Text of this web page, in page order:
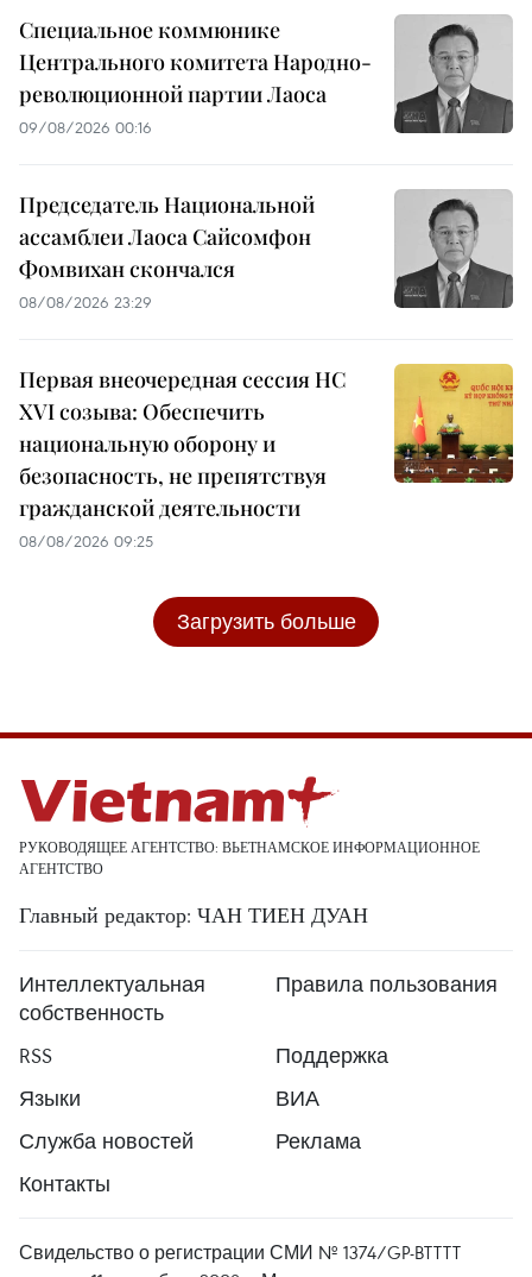
Специальное коммюнике
Центрального комитета Народно-
революционной партии Лаоса
09/08/2026 00:16
Председатель Национальной
ассамблеи Лаоса Сайсомфон
Фомвихан скончался
08/08/2026 23:29
Первая внеочередная сессия НС
XVI созыва: Обеспечить
национальную оборону и
безопасность, не препятствуя
гражданской деятельности
08/08/2026 09:25
Загрузить больше
РУКОВОДЯЩЕЕ АГЕНТСТВО: ВЬЕТНАМСКОЕ ИНФОРМАЦИОННОЕ
АГЕНТСТВО
Главный редактор: ЧАН ТИЕН ДУАН
Интеллектуальная
собственность
Правила пользования
RSS
Поддержка
Языки
ВИА
Служба новостей
Реклама
Контакты
Свидельство о регистрации СМИ № 1374/GP-BTTTT